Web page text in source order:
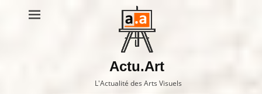
Actu.Art
L'Actualité des Arts Visuels